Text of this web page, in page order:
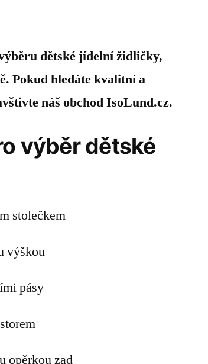
dětské jídelní židličky,
Pokud hledáte kvalitní a
náš obchod IsoLund.cz.
výběr dětské
stolečkem
výškou
pásy
opěrkou zad